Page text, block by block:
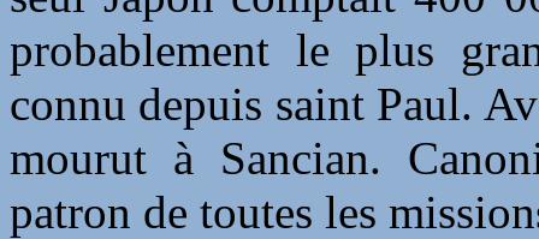
probablement le plus
connu depuis saint Paul.
mourut à Sancian.
patron de toutes les